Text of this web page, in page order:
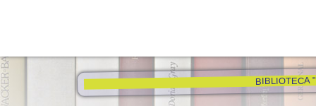
BIBLIOTECA